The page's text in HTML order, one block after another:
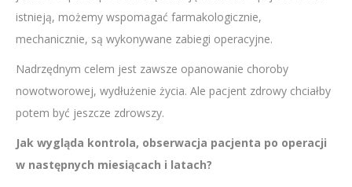
istnieją, możemy wspomagać farmakologicznie,
mechanicznie, są wykonywane zabiegi operacyjne.
Nadrzędnym celem jest zawsze opanowanie choroby
nowotworowej, wydłużenie życia. Ale pacjent zdrowy chciałby
potem być jeszcze zdrowszy.
Jak wygląda kontrola, obserwacja pacjenta po operacji
w następnych miesiącach i latach?